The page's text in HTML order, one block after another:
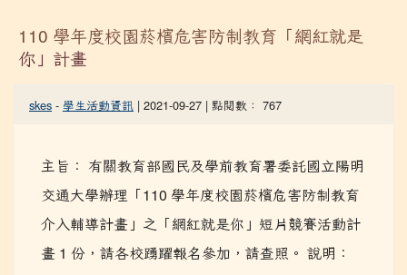
110 學年度校園菸檳危害防制教育「網紅就是
你」計畫
skes 學生活動資訊 | 2021-09-27 | 點閱數： 767
主旨： 有關教育部國民及學前教育署委託國立陽明
交通大學辦理「110 學年度校園菸檳危害防制教育
介入輔導計畫」之「網紅就是你」短片競賽活動計
畫 1 份，請各校踴躍報名參加，請查照。 說明：